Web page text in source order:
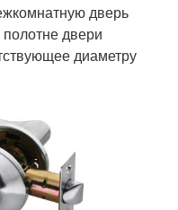
дверь
двери
диаметру